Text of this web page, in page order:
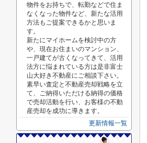
物件をお持ちで、転勤などで住ま
なくなった物件など、新たな活用
方法もご提案できるかと思いま
す。
新たにマイホームを検討中の方
や、現在お住まいのマンション、
一戸建てが古くなってきて、活用
法方に悩まれている方は是非富士
山大好き不動産にご相談下さい。
素早い査定と不動産売却戦略を立
て、ご納得いただける納得の価格
で売却活動を行い、お客様の不動
産売却を成功に導きます。
更新情報一覧